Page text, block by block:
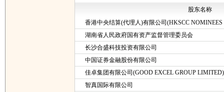
股东名称
香港中央结算(代理人)有限公司(HKSCC
湖南省人民政府国有资产监督管理委员会
长沙合盛科技投资有限公司
中国证券金融股份有限公司
佳卓集团有限公司(GOOD EXCEL GROUP LIMITED)
智真国际有限公司